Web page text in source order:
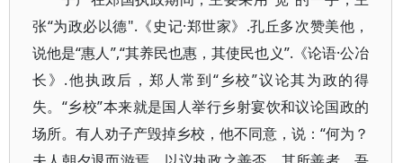
张“为政必以德".《史记·郑世家》.孔丘多次赞美他，
说他是“惠人”,“其养民也惠，其使民也义”.《论语·公冶
长》.他执政后，郑人常到“乡校”议论其为政的得
失。“乡校”本来就是国人举行乡射宴饮和议论国政的
场所。有人劝子产毁掉乡校，他不同意，说：“何为？